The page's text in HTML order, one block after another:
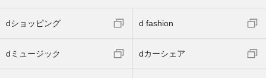
dショッピング d fashion
dミュージック dカーシェア